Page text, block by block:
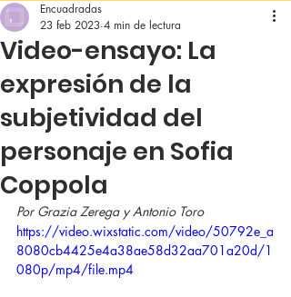
Video-ensayo: La
expresión de la
subjetividad del
personaje en Sofia
Coppola
Encuadradas
23 feb 2023 4 min de lectura
Por Grazia Zerega y Antonio Toro
https://video.wixstatic.com/video/50792e_a
8080cb4425e4a38ae58d32aa701a20d/1
080p/mp4/file.mp4